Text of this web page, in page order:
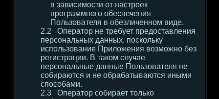
в зависимости от настроек
программного обеспечения
Пользователя в обезличенном виде.
Оператор не требует предоставления
персональных данных, поскольку
использование Приложения возможно без
регистрации. В таком случае
персональные данные Пользователя не
собираются и не обрабатываются иными
способами.
Оператор собирает только